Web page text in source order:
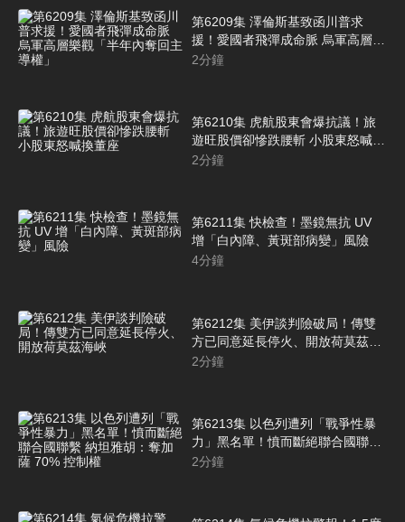
第6209集 澤倫斯基致函川普求
援！愛國者飛彈成命脈 烏軍高層樂
觀「半年內奪回主導權」
2分鐘
第6210集 虎航股東會爆抗議！旅
遊旺股價卻慘跌腰斬 小股東怒喊換
董座
2分鐘
第6211集 快檢查！墨鏡無抗 UV
增「白內障、黃斑部病變」風險
4分鐘
第6212集 美伊談判險破局！傳雙
方已同意延長停火、開放荷莫茲海
峽
2分鐘
第6213集 以色列遭列「戰爭性暴
力」黑名單！憤而斷絕聯合國聯繫
納坦雅胡：奪加薩 70% 控制權
2分鐘